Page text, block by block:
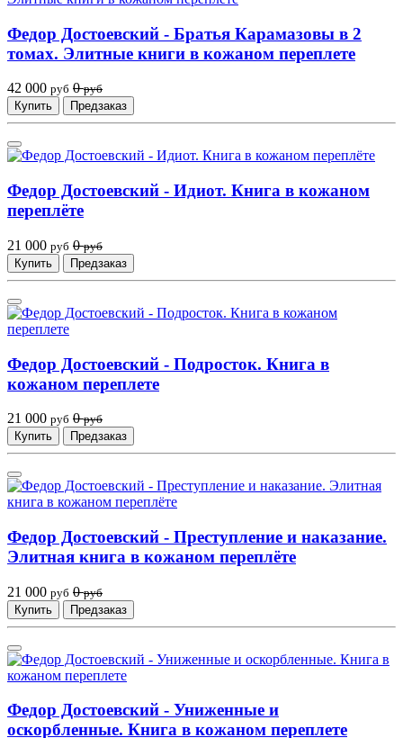
Федор Достоевский - Братья Карамазовы в 2
томах. Элитные книги в кожаном переплете
42 000 руб 0 руб
Купить
Предзаказ
Федор Достоевский - Идиот. Книга в кожаном
переплёте
21 000 руб 0 руб
Купить
Предзаказ
Федор Достоевский - Подросток. Книга в
кожаном переплете
21 000 руб 0 руб
Купить
Предзаказ
Федор Достоевский - Преступление и наказание.
Элитная книга в кожаном переплёте
21 000 руб 0 руб
Купить
Предзаказ
Федор Достоевский - Униженные и
оскорбленные. Книга в кожаном переплете